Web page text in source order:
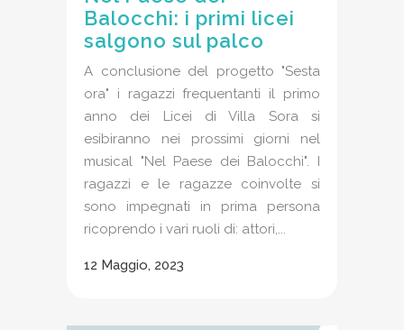
Balocchi: i primi licei
salgono sul palco
A conclusione del progetto "Sesta
ora" i ragazzi frequentanti il primo
anno dei Licei di Villa Sora si
esibiranno nei prossimi giorni nel
musical "Nel Paese dei Balocchi". I
ragazzi e le ragazze coinvolte si
sono impegnati in prima persona
ricoprendo i vari ruoli di: attori,...
12 Maggio, 2023